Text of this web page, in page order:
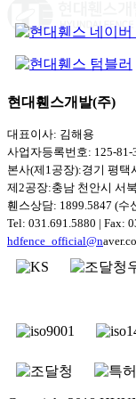
현대휀스개발(주)
대표이사: 김해용
사업자등록번호: 125-81-
본사(제1공장):경기 평택
제2공장:충남 천안시 서
휀스상담: 1899.5847 (수
Tel: 031.691.5880 | Fax:
hdfence_official@n